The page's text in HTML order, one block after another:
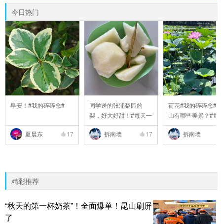
今日热门
早安！#我的碎碎念#
夏晨东 17
同学送的张浦梨园的
梨，好大好甜！#每天一
..
拆南墙
17
荷花#我的碎碎念
山有哪些美景？#每
拆南墙
精彩推荐
“秋天的第一杯奶茶”！全面爆单！昆山刷屏
了